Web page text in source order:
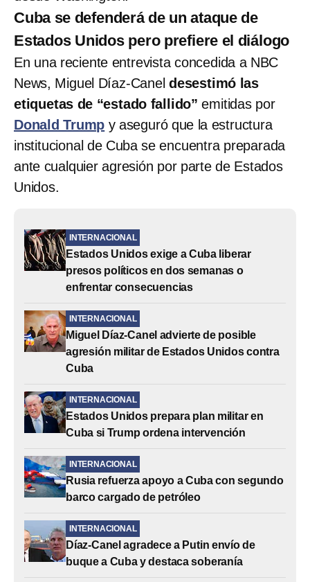
Cuba se defenderá de un ataque de
Estados Unidos pero prefiere el diálogo
En una reciente entrevista concedida a NBC
News, Miguel Díaz-Caneldesestimó las
etiquetas de “estado fallido” emitidas por
Donald Trump y aseguró que la estructura
institucional de Cuba se encuentra preparada
ante cualquier agresión por parte de Estados
Unidos.
INTERNACIONAL
Estados Unidos exige a Cuba liberar
presos políticos en dos semanas o
enfrentar consecuencias
INTERNACIONAL
Miguel Díaz-Canel advierte de posible
agresión militar de Estados Unidos contra
Cuba
INTERNACIONAL
Estados Unidos prepara plan militar en
Cuba si Trump ordena intervención
INTERNACIONAL
Rusia refuerza apoyo a Cuba con segundo
barco cargado de petróleo
INTERNACIONAL
Díaz-Canel agradece a Putin envío de
buque a Cuba y destaca soberanía